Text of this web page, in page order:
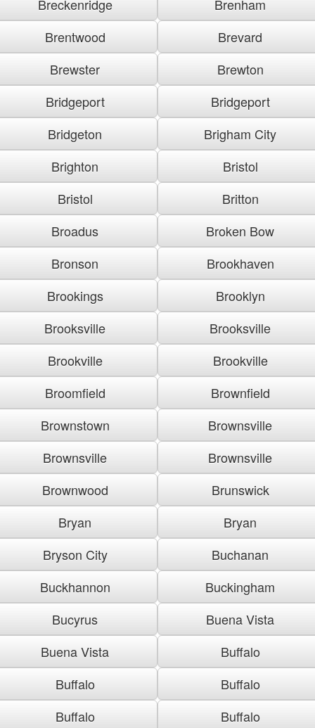
Breckenridge
Brenham
Brentwood
Brevard
Brewster
Brewton
Bridgeport
Bridgeport
Bridgeton
Brigham City
Brighton
Bristol
Bristol
Britton
Broadus
Broken Bow
Bronson
Brookhaven
Brookings
Brooklyn
Brooksville
Brooksville
Brookville
Brookville
Broomfield
Brownfield
Brownstown
Brownsville
Brownsville
Brownsville
Brownwood
Brunswick
Bryan
Bryan
Bryson City
Buchanan
Buckhannon
Buckingham
Bucyrus
Buena Vista
Buena Vista
Buffalo
Buffalo
Buffalo
Buffalo
Buffalo